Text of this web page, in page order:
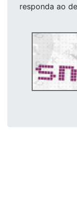
responda ao